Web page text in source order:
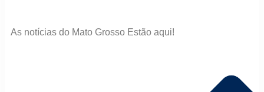
As notícias do Mato Grosso Estão aqui!